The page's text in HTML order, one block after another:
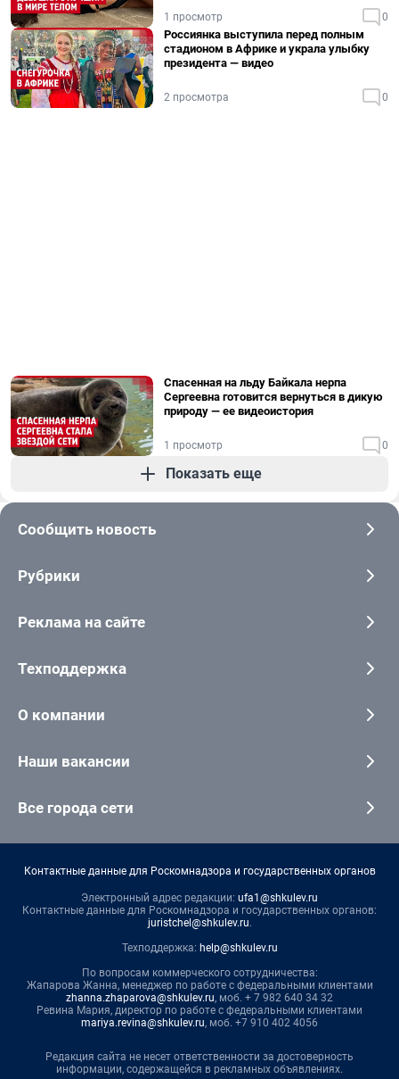
1 просмотр 0
Россиянка выступила перед полным
стадионом в Африке и украла улыбку
президента — видео
2 просмотра 0
Спасенная на льду Байкала нерпа
Сергеевна готовится вернуться в дикую
природу — ее видеоистория
1 просмотр 0
Показать еще
Сообщить новость
Рубрики
Реклама на сайте
Техподдержка
О компании
Наши вакансии
Все города сети
Контактные данные для Роскомнадзора и государственных органов
Электронный адрес редакции: ufa1@shkulev.ru
Контактные данные для Роскомнадзора и государственных органов:
juristchel@shkulev.ru.
Техподдержка: help@shkulev.ru
По вопросам коммерческого сотрудничества:
Жапарова Жанна, менеджер по работе с федеральными клиентами
zhanna.zhaparova@shkulev.ru, моб. + 7 982 640 34 32
Ревина Мария, директор по работе с федеральными клиентами
mariya.revina@shkulev.ru, моб. +7 910 402 4056
Редакция сайта не несет ответственности за достоверность
информации, содержащейся в рекламных объявлениях.